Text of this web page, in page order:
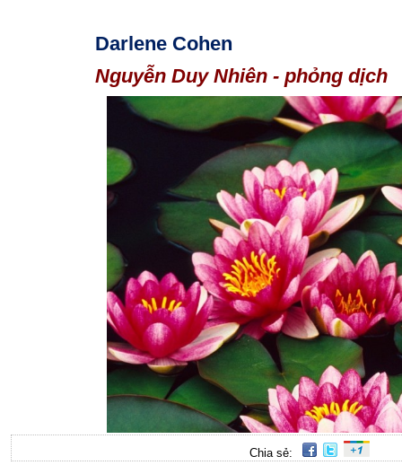
Darlene Cohen
Nguyễn Duy Nhiên - phỏng dịch
Chia sẻ: